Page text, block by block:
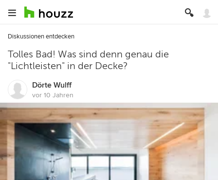
Diskussionen entdecken
Tolles Bad! Was sind denn genau die
"Lichtleisten" in der Decke?
Dörte Wulff
vor 10 Jahren